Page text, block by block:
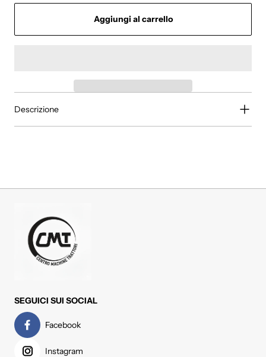
Aggiungi al carrello
Descrizione
SEGUICI SUI SOCIAL
Facebook
Instagram